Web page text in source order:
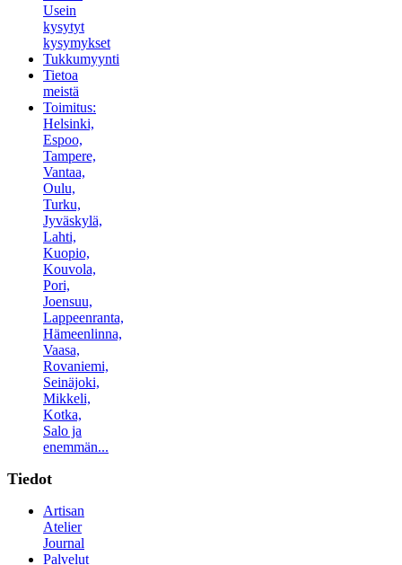
Usein
kysytyt
kysymykset
Tukkumyynti
Tietoa
meistä
Toimitus:
Helsinki,
Espoo,
Tampere,
Vantaa,
Oulu,
Turku,
Jyväskylä,
Lahti,
Kuopio,
Kouvola,
Pori,
Joensuu,
Lappeenranta,
Hämeenlinna,
Vaasa,
Rovaniemi,
Seinäjoki,
Mikkeli,
Kotka,
Salo ja
enemmän...
Tiedot
Artisan
Atelier
Journal
Palvelut